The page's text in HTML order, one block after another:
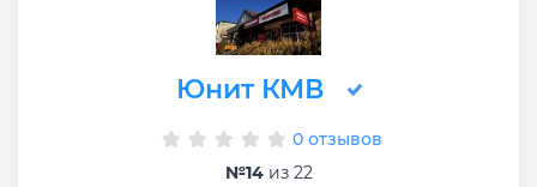
Юнит КМВ
0 отзывов
№14из 22